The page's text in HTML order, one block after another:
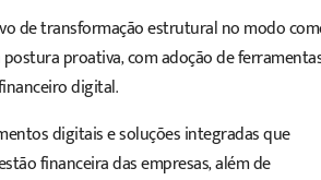
de transformação estrutural no modo
proativa, com adoção de
digital.
digitais e soluções integradas que
financeira das empresas, além de